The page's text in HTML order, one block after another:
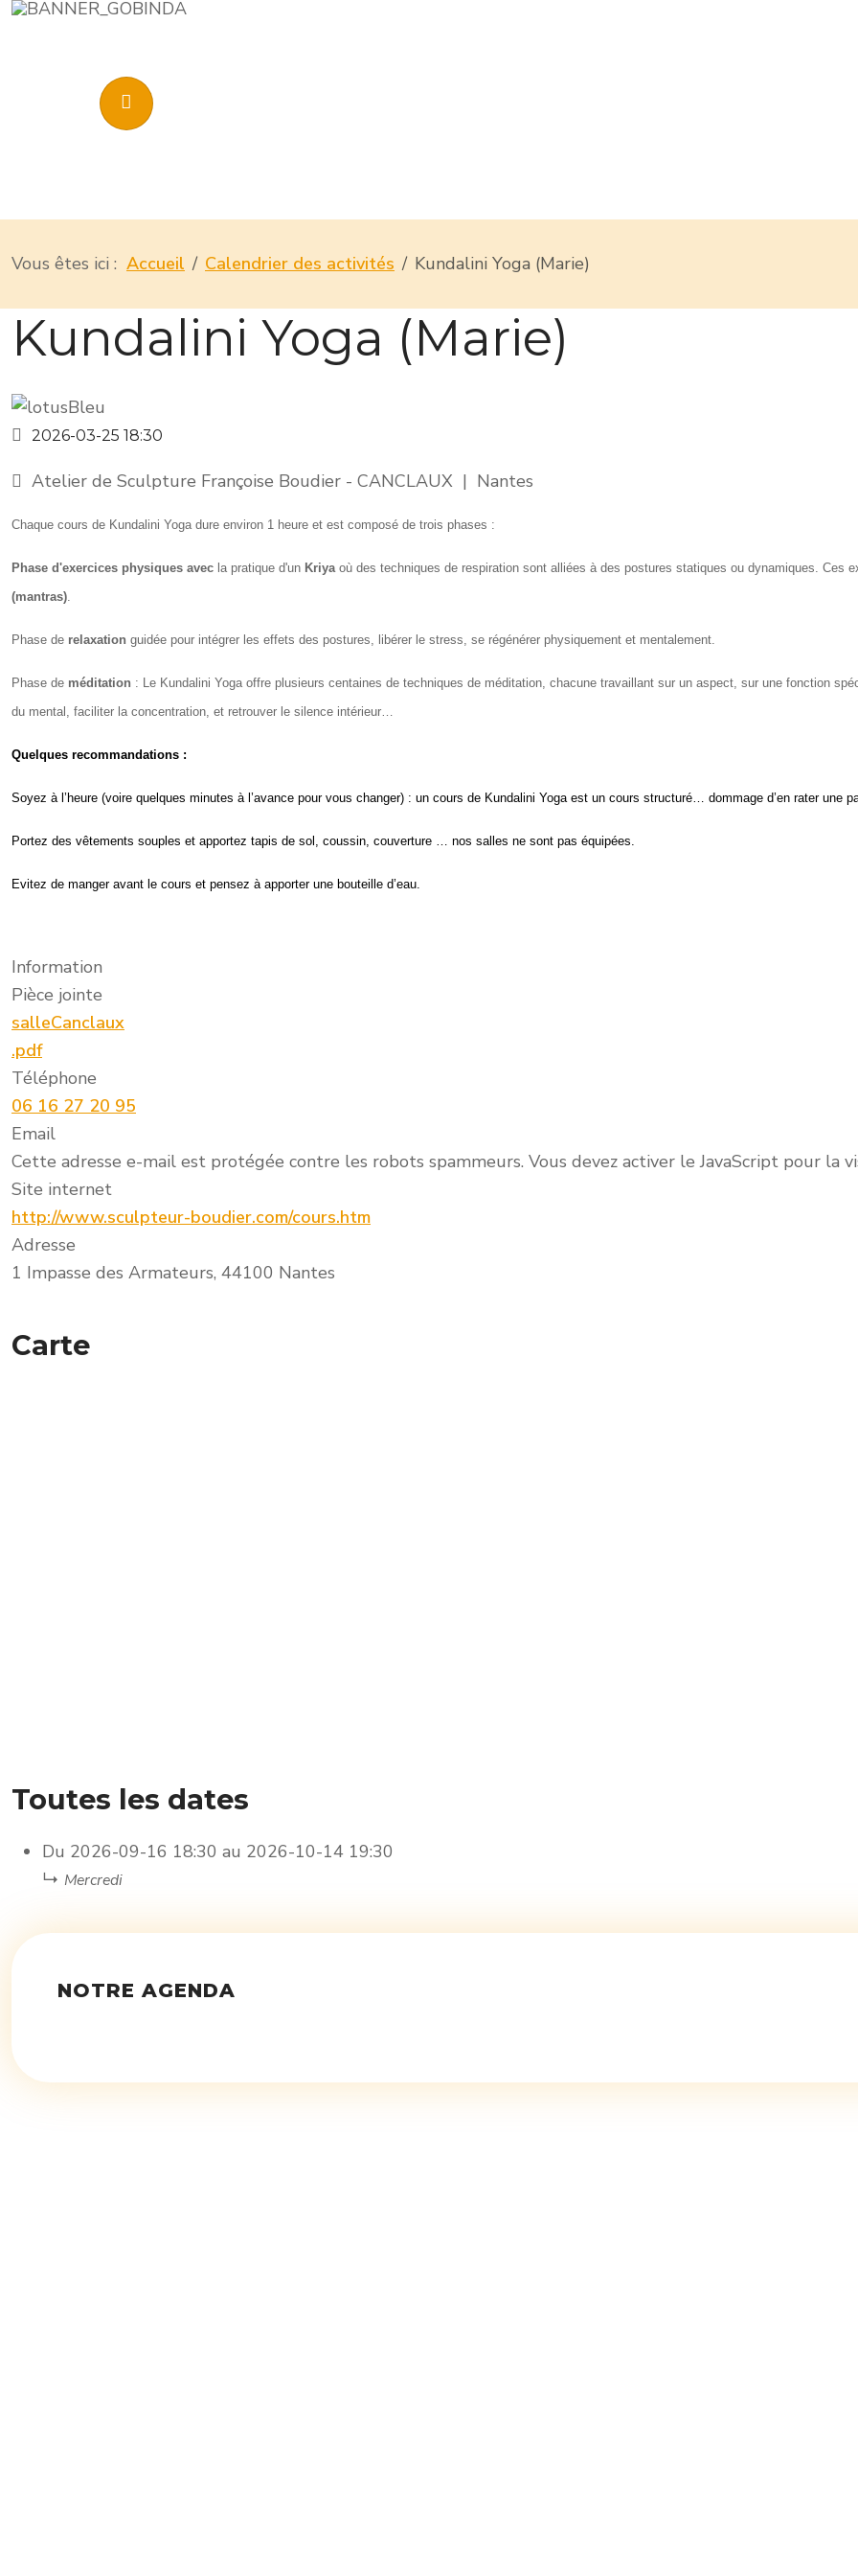
Vous êtes ici : Accueil Calendrier des activités Kundalini Yoga (Marie)
Kundalini Yoga (Marie)
2026-03-25 18:30
Atelier de Sculpture Françoise Boudier - CANCLAUX | Nantes
Chaque cours de Kundalini Yoga dure environ 1 heure et est composé de trois phases :
Phase d'exercices physiques avec la pratique d'un Kriyaoù des techniques de respiration sont alliées à des postures statiques ou dynamiques. Ces
(mantras).
Phase de relaxation guidée pour intégrer les effets des postures, libérer le stress, se régénérer physiquement et mentalement.
Phase de méditation : Le Kundalini Yoga offre plusieurs centaines de techniques de méditation, chacune travaillant sur un aspect, sur une fonction
du mental, faciliter la concentration, et retrouver le silence intérieur…
Quelques recommandations :
Soyez à l’heure (voire quelques minutes à l’avance pour vous changer) : un cours de Kundalini Yoga est un cours structuré… dommage d’en rater une
Portez des vêtements souples et apportez tapis de sol, coussin, couverture … nos salles ne sont pas équipées.
Evitez de manger avant le cours et pensez à apporter une bouteille d’eau.
Information
Pièce jointe
salleCanclaux
.pdf
Téléphone
06 16 27 20 95
Email
Cette adresse e-mail est protégée contre les robots spammeurs. Vous devez activer le JavaScript pour la
Site internet
http://www.sculpteur-boudier.com/cours.htm
Adresse
1 Impasse des Armateurs, 44100 Nantes
Carte
Toutes les dates
Du 2026-09-16 18:30 au 2026-10-14 19:30
↳ Mercredi
NOTRE AGENDA